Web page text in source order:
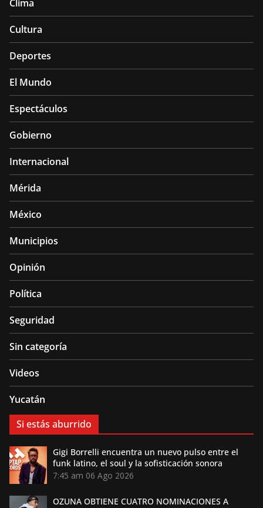
Clima
Cultura
Deportes
El Mundo
Espectáculos
Gobierno
Internacional
Mérida
México
Municipios
Opinión
Política
Seguridad
Sin categoría
Videos
Yucatán
Si estás aburrido
Gigi Borrelli encuentra un nuevo pulso entre el
funk latino, el soul y la sofisticación sonora
7:45 am 06 Ago 2026
OZUNA OBTIENE CUATRO NOMINACIONES A